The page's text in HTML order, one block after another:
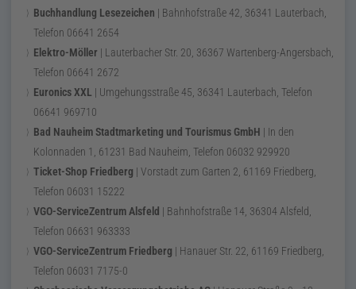
Buchhandlung Lesezeichen | Bahnhofstraße 42 36341 Lauterbach
Telefon 06641 2654
Elektro-Möller | Lauterbacher Str. 20 36367 Wartenberg-Angersbach
Telefon 06641 2672
Euronics XXL | Umgehungsstraße 45 36341 Lauterbach , Telefon
06641 969710
Bad Nauheim Stadtmarketing und Tourismus GmbH | In den
Kolonnaden 1
61231 Bad Nauheim , Telefon 06032 929920
Ticket-Shop Friedberg | Vorstadt zum Garten 2 61169 Friedberg
Telefon 06031 15222
VGO-ServiceZentrum Alsfeld | Bahnhofstraße 14 36304 Alsfeld
Telefon 06631 963333
VGO-ServiceZentrum Friedberg | Hanauer Str. 22 61169 Friedberg
Telefon 06031 7175-0